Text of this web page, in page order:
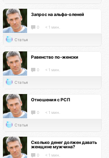
Запрос на альфа-оленей
0 < 1 мин.
Статья
Равенство по-женски
0 < 1 мин.
Статья
Отношения с РСП
0 < 1 мин.
Статья
Сколько денег должен давать
женщине мужчина?
0 < 1 мин.